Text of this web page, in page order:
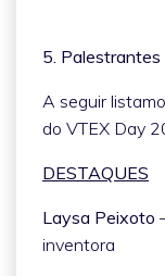
5.
A seguir
do VTEX Day
DESTAQUES
Laysa Peixoto
inventora